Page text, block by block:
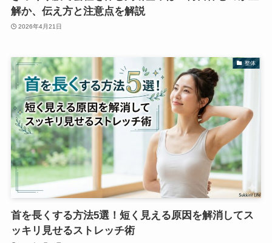
解か、伝え方と注意点を解説
2026年4月21日
整体
首を長くする方法5選！短く見える原因を解消してス
ッキリ見せるストレッチ術